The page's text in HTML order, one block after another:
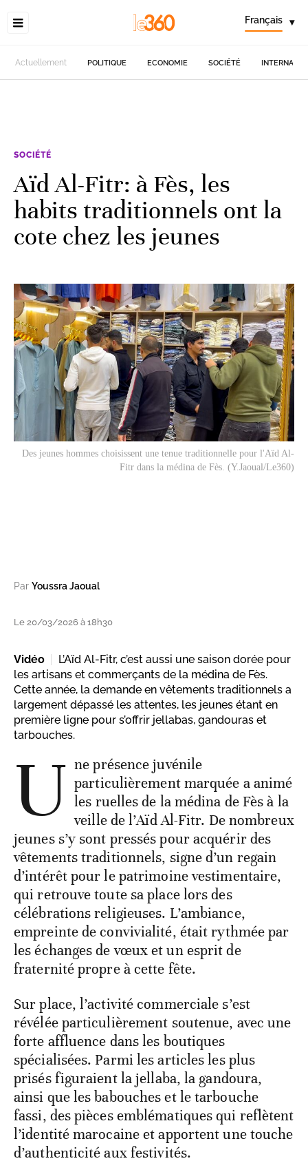
Français ▾
Actuellement POLITIQUE ECONOMIE SOCIÉTÉ
SOCIÉTÉ
Aïd Al-Fitr: à Fès, les
habits traditionnels ont la
cote chez les jeunes
Des jeunes hommes choisissent une tenue traditionnelle pour l'Aïd Al-
Fitr dans la médina de Fès. (Y.Jaoual/Le360)
Par Youssra Jaoual
Le 20/03/2026 à 18h30
Vidéo
L’Aïd Al-Fitr, c’est aussi une saison dorée pour
les artisans et commerçants de la médina de Fès.
Cette année, la demande en vêtements traditionnels a
largement dépassé les attentes, les jeunes étant en
première ligne pour s’offrir jellabas, gandouras et
tarbouches.
U ne présence juvénile
particulièrement marquée a animé
les ruelles de la médina de Fès à la
veille de l’Aïd Al-Fitr. De nombreux
jeunes s’y sont pressés pour acquérir des
vêtements traditionnels, signe d’un regain
d’intérêt pour le patrimoine vestimentaire,
qui retrouve toute sa place lors des
célébrations religieuses. L’ambiance,
empreinte de convivialité, était rythmée par
les échanges de vœux et un esprit de
fraternité propre à cette fête.
Sur place, l’activité commerciale s’est
révélée particulièrement soutenue, avec une
forte affluence dans les boutiques
spécialisées. Parmi les articles les plus
prisés figuraient la jellaba, la gandoura,
ainsi que les babouches et le tarbouche
fassi, des pièces emblématiques qui reflètent
l’identité marocaine et apportent une touche
d’authenticité aux festivités.